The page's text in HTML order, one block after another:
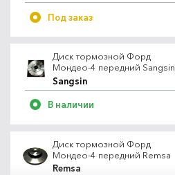
Под заказ
Диск тормозной Форд
Мондео-4 передний Sangsin
Sangsin
В наличии
Диск тормозной Форд
Мондео-4 передний Remsa
Remsa